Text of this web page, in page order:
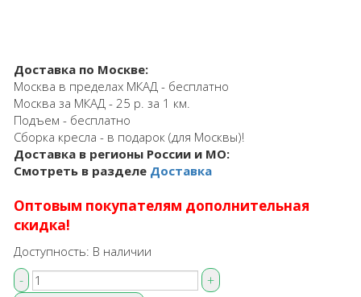
Доставка по Москве:
Москва в пределах МКАД - бесплатно
Москва за МКАД - 25 р. за 1 км.
Подъем - бесплатно
Сборка кресла - в подарок (для Москвы)!
Доставка в регионы России и МО:
Смотреть в разделе Доставка
Оптовым покупателям дополнительная
скидка!
Доступность: В наличии